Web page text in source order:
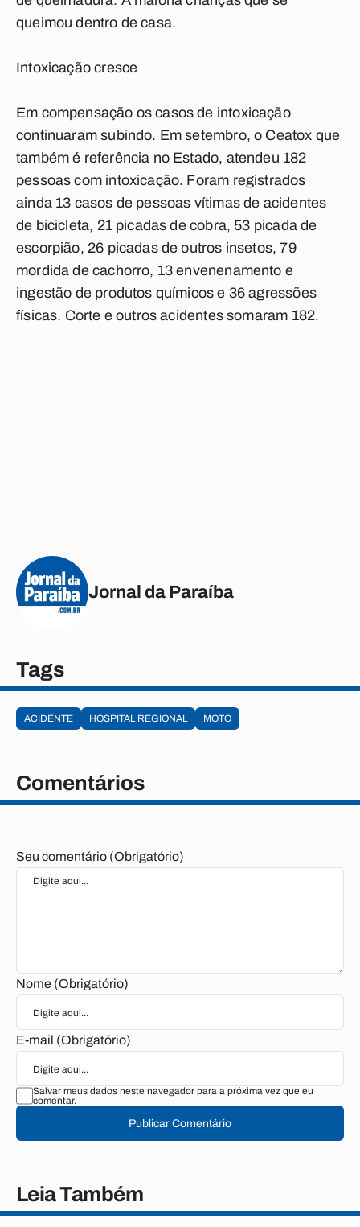
queimou dentro de casa.
Intoxicação cresce
Em compensação os casos de intoxicação
continuaram subindo. Em setembro, o Ceatox que
também é referência no Estado, atendeu 182
pessoas com intoxicação. Foram registrados
ainda 13 casos de pessoas vítimas de acidentes
de bicicleta, 21 picadas de cobra, 53 picada de
escorpião, 26 picadas de outros insetos, 79
mordida de cachorro, 13 envenenamento e
ingestão de produtos químicos e 36 agressões
físicas. Corte e outros acidentes somaram 182.
Jornal da Paraíba
Tags
ACIDENTE HOSPITAL REGIONAL MOTO
Comentários
Seu comentário (Obrigatório)
Nome (Obrigatório)
E-mail (Obrigatório)
Salvar meus dados neste navegador para a próxima vez que eu
comentar.
Publicar Comentário
Leia Também